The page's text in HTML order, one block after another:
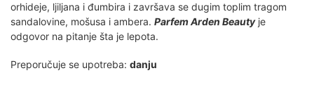
orhideje, ljiljana i đumbira i završava se dugim toplim tragom
sandalovine, mošusa i ambera. Parfem Arden Beautyje
odgovor na pitanje šta je lepota.
Preporučuje se upotreba: danju